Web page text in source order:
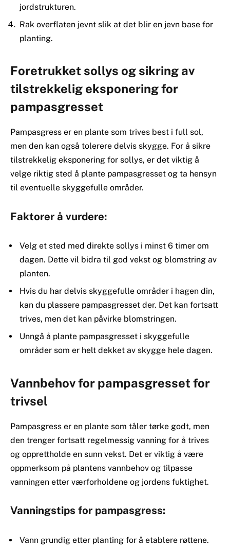
jordstrukturen.
Rak overflaten jevnt slik at det blir en jevn base for
planting.
Foretrukket sollys og sikring av
tilstrekkelig eksponering for
pampasgresset
Pampasgress er en plante som trives best i full sol,
men den kan også tolerere delvis skygge. For å sikre
tilstrekkelig eksponering for sollys, er det viktig å
velge riktig sted å plante pampasgresset og ta hensyn
til eventuelle skyggefulle områder.
Faktorer å vurdere:
Velg et sted med direkte sollys i minst 6 timer om
dagen. Dette vil bidra til god vekst og blomstring av
planten.
Hvis du har delvis skyggefulle områder i hagen din,
kan du plassere pampasgresset der. Det kan fortsatt
trives, men det kan påvirke blomstringen.
Unngå å plante pampasgresset i skyggefulle
områder som er helt dekket av skygge hele dagen.
Vannbehov for pampasgresset for
trivsel
Pampasgress er en plante som tåler tørke godt, men
den trenger fortsatt regelmessig vanning for å trives
og opprettholde en sunn vekst. Det er viktig å være
oppmerksom på plantens vannbehov og tilpasse
vanningen etter værforholdene og jordens fuktighet.
Vanningstips for pampasgress:
Vann grundig etter planting for å etablere røttene.